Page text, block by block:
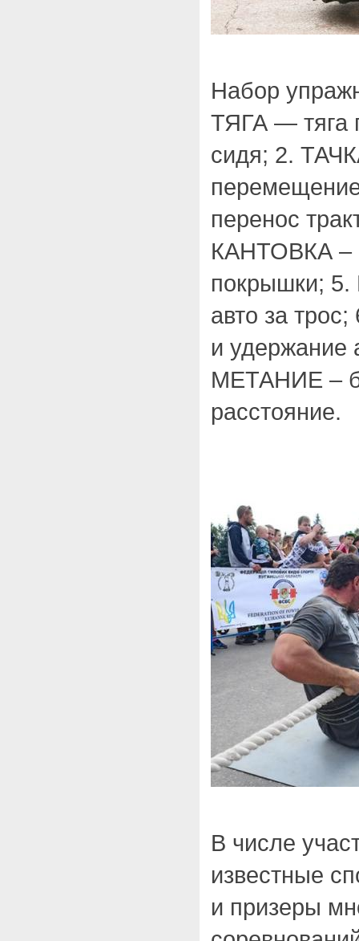
Набор
ТЯГА — тяга
сидя; 2.
перенос
КАНТОВКА –
покрышки;
авто за
и удержание
МЕТАНИЕ –
расстояние.
В числе
известные
и призеры